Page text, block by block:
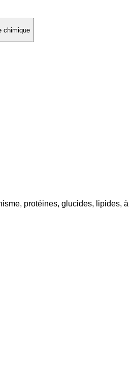
chimique
protéines, glucides, lipides,